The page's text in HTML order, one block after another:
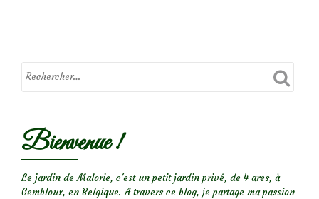
des
Rives
Bienvenue !
Le jardin de Malorie, c'est un petit jardin privé, de 4 ares, à
Gembloux, en Belgique. A travers ce blog, je partage ma passion